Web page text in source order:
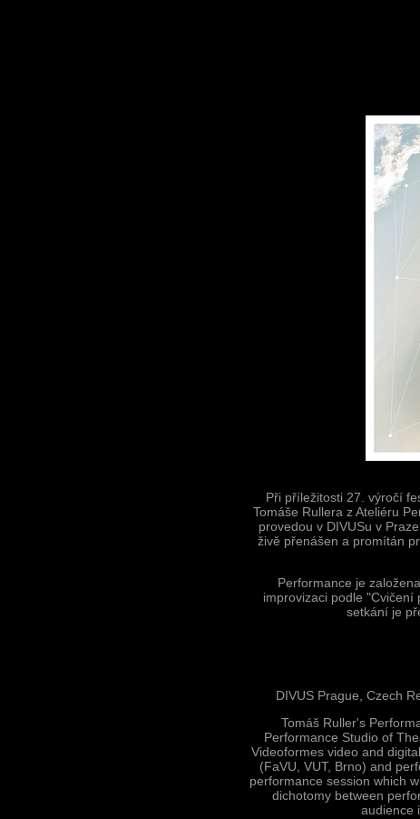
Při příležitosti 27. výročí
Tomáše Rullera z Ateliéru
provedou v DIVUSu v
živě přenášen a promítán
Performance je
improvizaci podle
setkání je
DIVUS Prague, Czech
Tomáš Ruller's
Performance Studio of
Videoformes video and
(FaVU, VUT, Brno) and
performance session which
dichotomy between
audience